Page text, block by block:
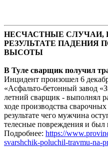
НЕСЧАСТНЫЕ СЛУЧАИ,
РЕЗУЛЬТАТЕ ПАДЕНИЯ
ВЫСОТЫ
В Туле сварщик получил
Инцидент произошел 6
«Асфальто-бетонный завод
летний сварщик - выполнял
ходе производства
результате чего мужчина
телесные повреждения и был
Подробнее: https://
svarshchik-poluchil-travmu-na-